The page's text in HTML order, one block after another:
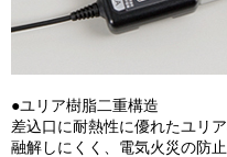
●ユリア樹脂二重構造
差込口に耐熱性に優れたユリ
融解しにくく、電気火災の防止